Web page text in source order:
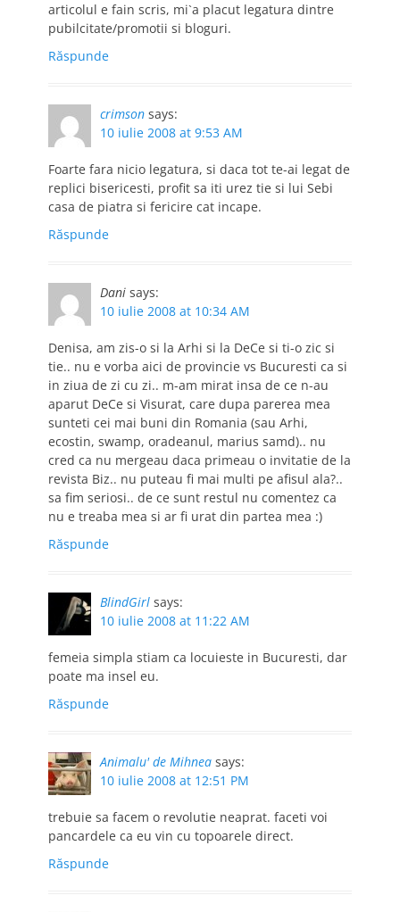
articolul e fain scris, mi`a placut legatura dintre
pubilcitate/promotii si bloguri.
Răspunde
crimson says:
10 iulie 2008 at 9:53 AM
Foarte fara nicio legatura, si daca tot te-ai legat de
replici bisericesti, profit sa iti urez tie si lui Sebi
casa de piatra si fericire cat incape.
Răspunde
Dani says:
10 iulie 2008 at 10:34 AM
Denisa, am zis-o si la Arhi si la DeCe si ti-o zic si
tie.. nu e vorba aici de provincie vs Bucuresti ca si
in ziua de zi cu zi.. m-am mirat insa de ce n-au
aparut DeCe si Visurat, care dupa parerea mea
sunteti cei mai buni din Romania (sau Arhi,
ecostin, swamp, oradeanul, marius samd).. nu
cred ca nu mergeau daca primeau o invitatie de la
revista Biz.. nu puteau fi mai multi pe afisul ala?..
sa fim seriosi.. de ce sunt restul nu comentez ca
nu e treaba mea si ar fi urat din partea mea :)
Răspunde
BlindGirl says:
10 iulie 2008 at 11:22 AM
femeia simpla stiam ca locuieste in Bucuresti, dar
poate ma insel eu.
Răspunde
Animalu' de Mihnea says:
10 iulie 2008 at 12:51 PM
trebuie sa facem o revolutie neaprat. faceti voi
pancardele ca eu vin cu topoarele direct.
Răspunde